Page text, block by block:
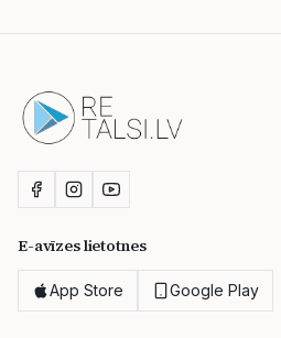
E-avīzes lietotnes
App Store Google Play